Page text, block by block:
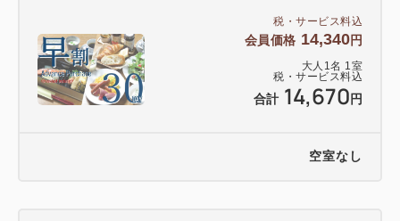
税・サービス料込
会員価格 14,340円
大人 1名 1室
税・サービス料込
合計 14,670 円
空室なし